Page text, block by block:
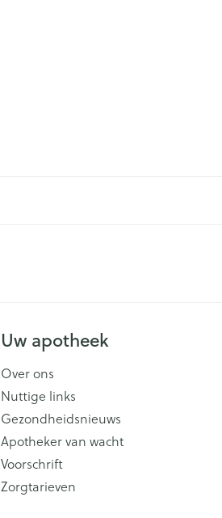
Uw apotheek
Over ons
Nuttige links
Gezondheidsnieuws
Apotheker van wacht
Voorschrift
Zorgtarieven